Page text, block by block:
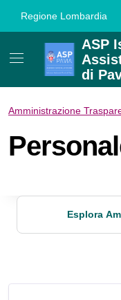
Regione Lombardia
ASP
di
Amministrazione
Esplora